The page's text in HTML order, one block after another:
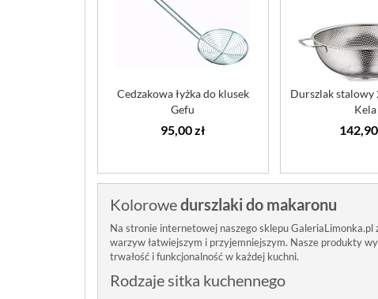
Cedzakowa łyżka do klusek
Gefu
95,00 zł
Durszlak stalowy
Kela
142,90
Kolorowedurszlaki do makaronu
Na stronie internetowej naszego sklepu
warzyw łatwiejszym i przyjemniejszym. Nasze produkty
trwałość i funkcjonalność w każdej kuchni.
Rodzaje sitka kuchennego